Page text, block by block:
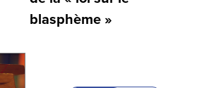
blasphème »